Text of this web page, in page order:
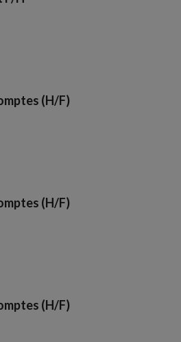
(H/F)
(H/F)
(H/F)